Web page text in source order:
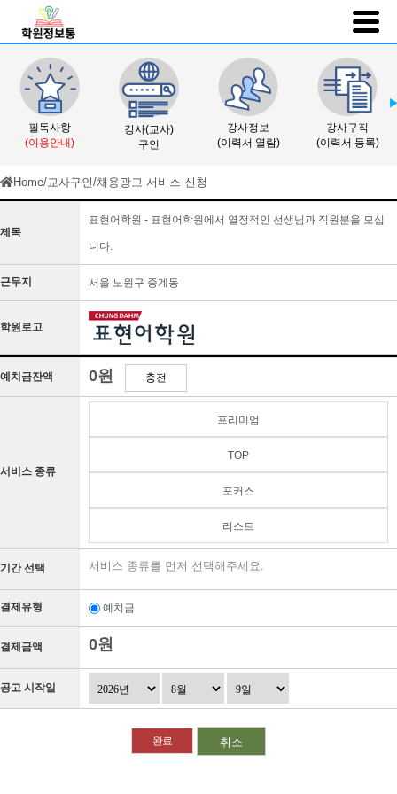
필독사항
(이용안내)
강사(교사)
구인
강사정보
(이력서 열람)
강사구직
(이력서 등록)
Home/교사구인/채용광고 서비스 신청
제목
표현어학원 - 표현어학원에서 열정적인 선생님과 직원분을 모십
니다.
근무지 서울 노원구 중계동
학원로고
예치금잔액 0원 충전
서비스 종류
프리미엄
TOP
포커스
리스트
기간 선택 서비스 종류를 먼저 선택해주세요.
결제유형 예치금
결제금액 0원
공고 시작일
취소